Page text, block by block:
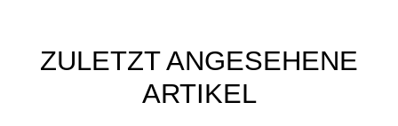
ZULETZT ANGESEHENE
ARTIKEL